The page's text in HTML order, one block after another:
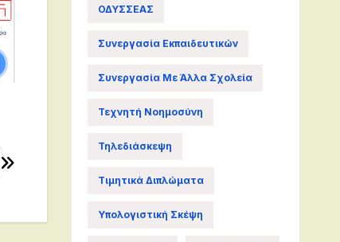
ΟΔΥΣΣΕΑΣ
Συνεργασία Εκπαιδευτικών
Συνεργασία Με Άλλα Σχολεία
Τεχνητή Νοημοσύνη
Τηλεδιάσκεψη
Τιμητικά Διπλώματα
Υπολογιστική Σκέψη